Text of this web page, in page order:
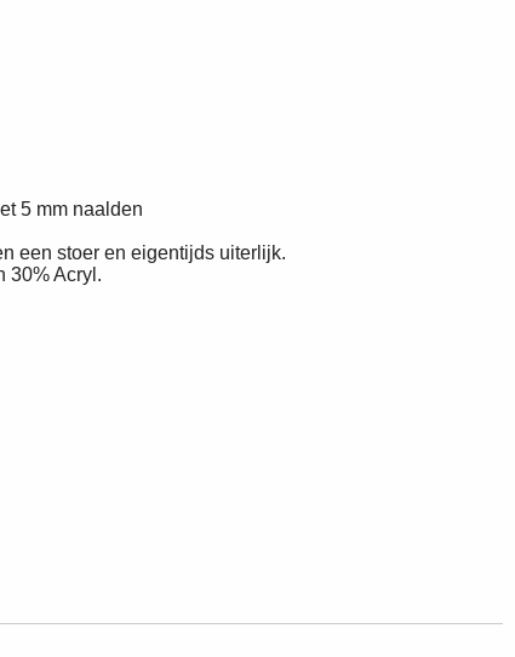
5 mm naalden
een stoer en eigentijds uiterlijk.
30% Acryl.